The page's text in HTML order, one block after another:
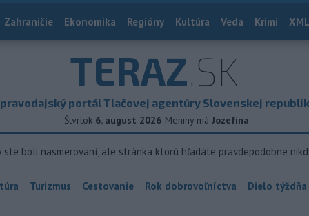
Zahraničie Ekonomika Regióny Kultúra Veda Krimi
TERAZ.SK
portál Tlačovej agentúry Slovenskej
Štvrtok 6. august 2026 Meniny má Jozefína
ste boli nasmerovaní, ale stránka ktorú hľadáte pravdepodobne
Turizmus Cestovanie Rok dobrovoľníctva Dielo týždňa